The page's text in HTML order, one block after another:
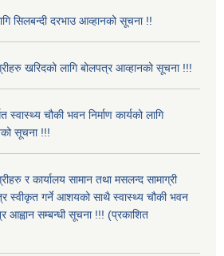
सिलबन्दी दरभाउ आव्हानको सूचना !!
खरिदको लागि बोलपत्र आव्हानको सूचना !!!
स्वास्थ्य चौकी भवन निर्माण कार्यको लागि
सूचना !!!
र कार्यालय सामान तथा मसलन्द सामाग्री
स्वीकृत गर्ने आशयको साथै स्वास्थ्य चौकी भवन
आह्वान सम्बन्धी सूचना !!! (प्रकाशित